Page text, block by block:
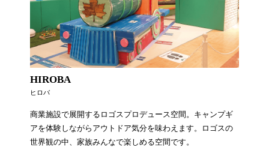
HIROBA
ヒロバ
商業施設で展開するロゴスプロデュース空間。キャンプギ
アを体験しながらアウトドア気分を味わえます。ロゴスの
世界観の中、家族みんなで楽しめる空間です。